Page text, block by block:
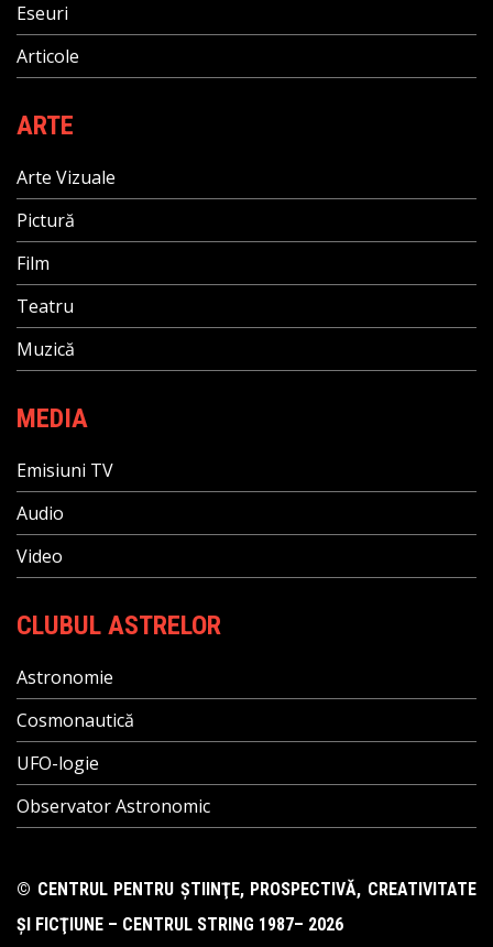
Eseuri
Articole
ARTE
Arte Vizuale
Pictură
Film
Teatru
Muzică
MEDIA
Emisiuni TV
Audio
Video
CLUBUL ASTRELOR
Astronomie
Cosmonautică
UFO-logie
Observator Astronomic
© CENTRUL PENTRU ŞTIINŢE, PROSPECTIVĂ, CREATIVITATE
ŞI FICŢIUNE – CENTRUL STRING 1987– 2026